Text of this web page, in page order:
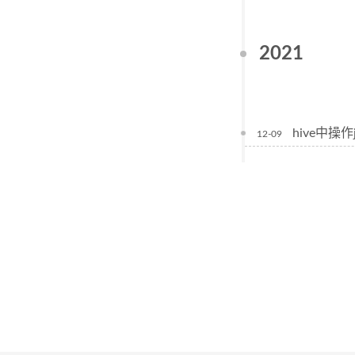
2021
12-09 hive中操